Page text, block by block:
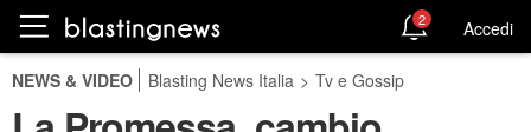
2 Accedi
NEWS & VIDEO Blasting News Italia > Tv e Gossip